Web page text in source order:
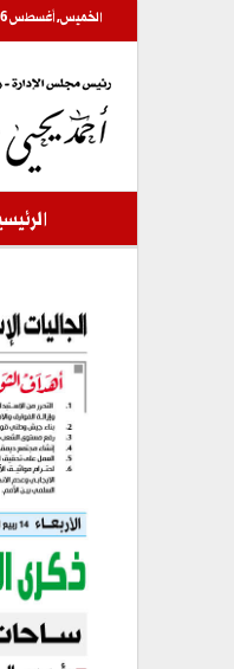
الخميس, أغسطس 6, 2026